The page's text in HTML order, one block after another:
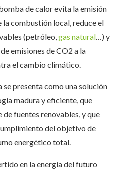
de calor evita la emisión
la combustión local, reduce el
(petróleo,gas natural…) y
emisiones de CO2 a la
el cambio climático.
presenta como una solución
madura y eficiente, que
fuentes renovables, y que
del objetivo de
energético total.
en la energía del futuro